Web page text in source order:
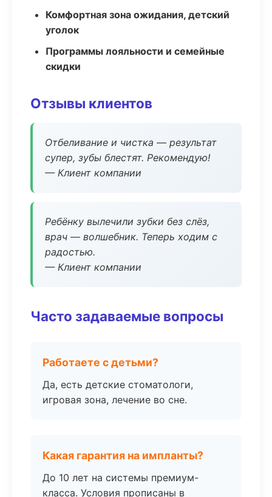
Комфортная зона ожидания, детский
уголок
Программы лояльности и семейные
скидки
Отзывы клиентов
Отбеливание и чистка — результат
супер, зубы блестят. Рекомендую!
— Клиент компании
Ребёнку вылечили зубки без слёз,
врач — волшебник. Теперь ходим с
радостью.
— Клиент компании
Часто задаваемые вопросы
Работаете с детьми?
Да, есть детские стоматологи,
игровая зона, лечение во сне.
Какая гарантия на импланты?
До 10 лет на системы премиум-
класса. Условия прописаны в